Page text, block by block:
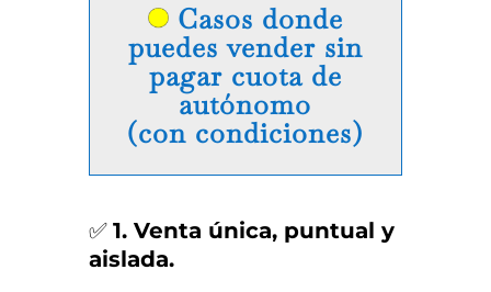
Casos donde
puedesvender sin
pagar cuota de
autónomo
(con condiciones)
✅ 1. Venta única, puntual y
aislada.